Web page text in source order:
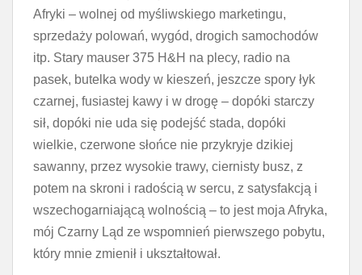
Afryki – wolnej od myśliwskiego marketingu,
sprzedaży polowań, wygód, drogich samochodów
itp. Stary mauser 375 H&H na plecy, radio na
pasek, butelka wody w kieszeń, jeszcze spory łyk
czarnej, fusiastej kawy i w drogę – dopóki starczy
sił, dopóki nie uda się podejść stada, dopóki
wielkie, czerwone słońce nie przykryje dzikiej
sawanny, przez wysokie trawy, ciernisty busz, z
potem na skroni i radością w sercu, z satysfakcją i
wszechogarniającą wolnością – to jest moja Afryka,
mój Czarny Ląd ze wspomnień pierwszego pobytu,
który mnie zmienił i ukształtował.